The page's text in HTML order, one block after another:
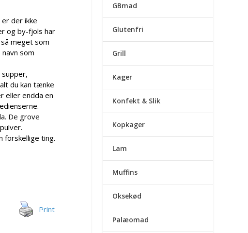
der ikke
og by-fjols har
meget som
som
du kan tænke
eller endda en
De grove
forskellige ting.
Print
GBmad
Glutenfri
Grill
Kager
Konfekt & Slik
Kopkager
Lam
Muffins
Oksekød
Palæomad